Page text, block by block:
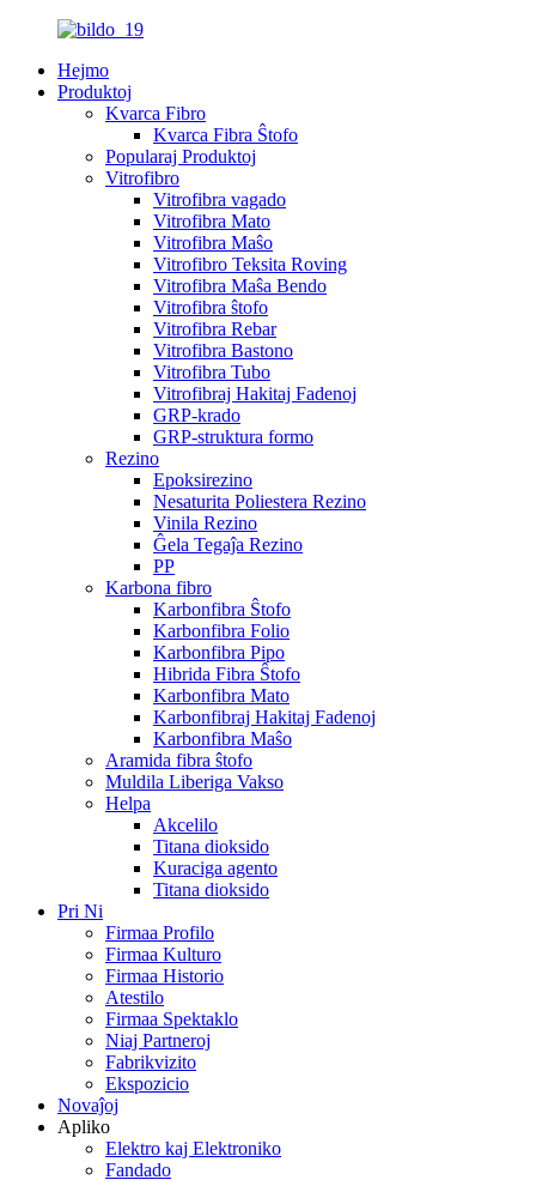
Hejmo
Produktoj
Kvarca Fibro
Kvarca Fibra Ŝtofo
Popularaj Produktoj
Vitrofibro
Vitrofibra vagado
Vitrofibra Mato
Vitrofibra Maŝo
Vitrofibro Teksita Roving
Vitrofibra Maŝa Bendo
Vitrofibra ŝtofo
Vitrofibra Rebar
Vitrofibra Bastono
Vitrofibra Tubo
Vitrofibraj Hakitaj Fadenoj
GRP-krado
GRP-struktura formo
Rezino
Epoksirezino
Nesaturita Poliestera Rezino
Vinila Rezino
Ĝela Tegaĵa Rezino
PP
Karbona fibro
Karbonfibra Ŝtofo
Karbonfibra Folio
Karbonfibra Pipo
Hibrida Fibra Ŝtofo
Karbonfibra Mato
Karbonfibraj Hakitaj Fadenoj
Karbonfibra Maŝo
Aramida fibra ŝtofo
Muldila Liberiga Vakso
Helpa
Akcelilo
Titana dioksido
Kuraciga agento
Titana dioksido
Pri Ni
Firmaa Profilo
Firmaa Kulturo
Firmaa Historio
Atestilo
Firmaa Spektaklo
Niaj Partneroj
Fabrikvizito
Ekspozicio
Novaĵoj
Apliko
Elektro kaj Elektroniko
Fandado